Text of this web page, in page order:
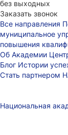
без выходных
Заказать звонок
Все направления
муниципальное
повышения
Об Академии
Блог Истории
Стать партнером
Национальная